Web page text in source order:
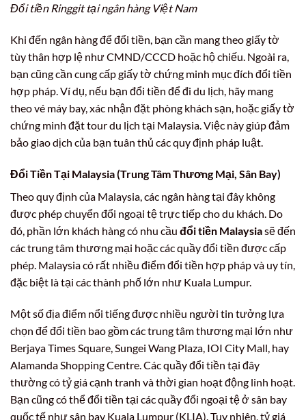
Đổi tiền Ringgit tại ngân hàng Việt Nam
Khi đến ngân hàng để đổi tiền, bạn cần mang theo giấy tờ
tùy thân hợp lệ như CMND/CCCD hoặc hộ chiếu. Ngoài ra,
bạn cũng cần cung cấp giấy tờ chứng minh mục đích đổi tiền
hợp pháp. Ví dụ, nếu bạn đổi tiền để đi du lịch, hãy mang
theo vé máy bay, xác nhận đặt phòng khách sạn, hoặc giấy tờ
chứng minh đặt tour du lịch tại Malaysia. Việc này giúp đảm
bảo giao dịch của bạn tuân thủ các quy định pháp luật.
Đổi Tiền Tại Malaysia (Trung Tâm Thương Mại, Sân Bay)
Theo quy định của Malaysia, các ngân hàng tại đây không
được phép chuyển đổi ngoại tệ trực tiếp cho du khách. Do
đó, phần lớn khách hàng có nhu cầu đổi tiền Malaysiasẽ đến
các trung tâm thương mại hoặc các quầy đổi tiền được cấp
phép. Malaysia có rất nhiều điểm đổi tiền hợp pháp và uy tín,
đặc biệt là tại các thành phố lớn như Kuala Lumpur.
Một số địa điểm nổi tiếng được nhiều người tin tưởng lựa
chọn để đổi tiền bao gồm các trung tâm thương mại lớn như
Berjaya Times Square, Sungei Wang Plaza, IOI City Mall, hay
Alamanda Shopping Centre. Các quầy đổi tiền tại đây
thường có tỷ giá cạnh tranh và thời gian hoạt động linh hoạt.
Bạn cũng có thể đổi tiền tại các quầy đổi ngoại tệ ở sân bay
quốc tế như sân bay Kuala Lumpur (KLIA). Tuy nhiên, tỷ giá